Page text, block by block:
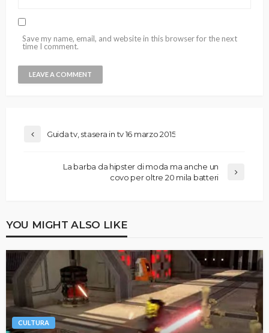
Save my name, email, and website in this browser for the next
time I comment.
Guida tv, stasera in tv 16 marzo 2015
La barba da hipster di moda ma anche un
covo per oltre 20 mila batteri
YOU MIGHT ALSO LIKE
CULTURA